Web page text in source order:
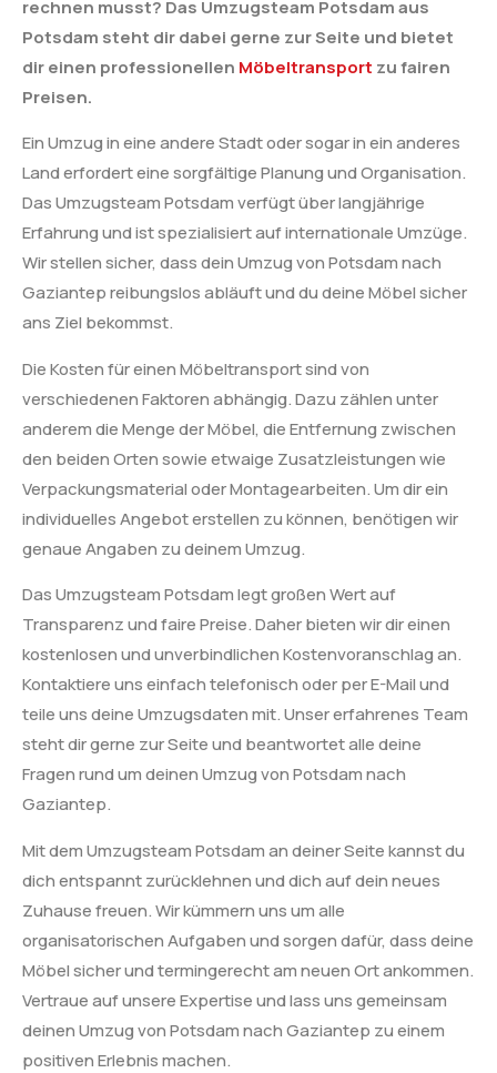
rechnen musst? Das Umzugsteam Potsdam aus
Potsdam steht dir dabei gerne zur Seite und bietet
dir einen professionellen Möbeltransport zu fairen
Preisen.
Ein Umzug in eine andere Stadt oder sogar in ein anderes
Land erfordert eine sorgfältige Planung und Organisation.
Das Umzugsteam Potsdam verfügt über langjährige
Erfahrung und ist spezialisiert auf internationale Umzüge.
Wir stellen sicher, dass dein Umzug von Potsdam nach
Gaziantep reibungslos abläuft und du deine Möbel sicher
ans Ziel bekommst.
Die Kosten für einen Möbeltransport sind von
verschiedenen Faktoren abhängig. Dazu zählen unter
anderem die Menge der Möbel, die Entfernung zwischen
den beiden Orten sowie etwaige Zusatzleistungen wie
Verpackungsmaterial oder Montagearbeiten. Um dir ein
individuelles Angebot erstellen zu können, benötigen wir
genaue Angaben zu deinem Umzug.
Das Umzugsteam Potsdam legt großen Wert auf
Transparenz und faire Preise. Daher bieten wir dir einen
kostenlosen und unverbindlichen Kostenvoranschlag an.
Kontaktiere uns einfach telefonisch oder per E-Mail und
teile uns deine Umzugsdaten mit. Unser erfahrenes Team
steht dir gerne zur Seite und beantwortet alle deine
Fragen rund um deinen Umzug von Potsdam nach
Gaziantep.
Mit dem Umzugsteam Potsdam an deiner Seite kannst du
dich entspannt zurücklehnen und dich auf dein neues
Zuhause freuen. Wir kümmern uns um alle
organisatorischen Aufgaben und sorgen dafür, dass deine
Möbel sicher und termingerecht am neuen Ort ankommen.
Vertraue auf unsere Expertise und lass uns gemeinsam
deinen Umzug von Potsdam nach Gaziantep zu einem
positiven Erlebnis machen.